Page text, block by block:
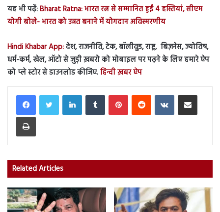
यह भी पढ़ें:Bharat Ratna: भारत रत्न से सम्मानित हुईं 4 हस्तियां, सीएम
योगी बोले- भारत को उन्नत बनाने में योगदान अविस्मरणीय
Hindi Khabar App:देश, राजनीति, टेक, बॉलीवुड, राष्ट्र, बिज़नेस, ज्योतिष,
धर्म-कर्म, खेल, ऑटो से जुड़ी ख़बरो को मोबाइल पर पढ़ने के लिए हमारे ऐप
को प्ले स्टोर से डाउनलोड कीजिए.हिन्दी ख़बर ऐप
LinkedInTumblr PinterestReddit VKontakteShare via Email
Print
Related Articles